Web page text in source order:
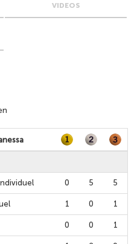
VIDEOS
0 5 5
1 0 1
0 0 1